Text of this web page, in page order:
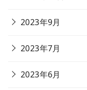
2023年9月
2023年7月
2023年6月